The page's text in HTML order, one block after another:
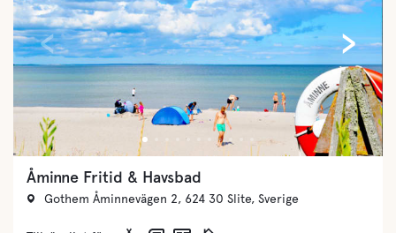
›
‹
Åminne Fritid & Havsbad
Gothem Åminnevägen 2, 624 30 Slite, Sverige